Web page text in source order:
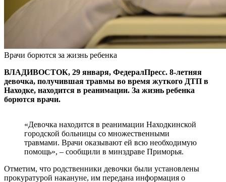
Врачи борются за жизнь ребенка
ВЛАДИВОСТОК, 29 января, ФедералПресс. 8-летняя
девочка, получившая травмы во время жуткого ДТП в
Находке, находится в реанимации. За жизнь ребенка
борются врачи.
«Девочка находится в реанимации Находкинской
городской больницы со множественными
травмами. Врачи оказывают ей всю необходимую
помощь», – сообщили в минздраве Приморья.
Отметим, что родственники девочки были установлены
прокуратурой накануне, им передана информация о